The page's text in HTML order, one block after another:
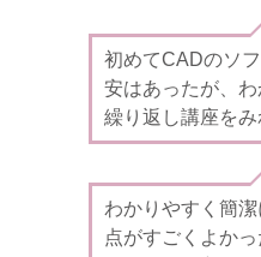
初めてCADのソ
安はあったが、
繰り返し講座をみ
わかりやすく簡
点がすごくよか